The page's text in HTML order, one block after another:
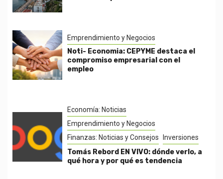
Emprendimiento y Negocios
Noti- Economia: CEPYME destaca el
compromiso empresarial con el
empleo
Economía: Noticias
Emprendimiento y Negocios
Finanzas: Noticias y Consejos
Inversiones
Tomás Rebord EN VIVO: dónde verlo, a
qué hora y por qué es tendencia